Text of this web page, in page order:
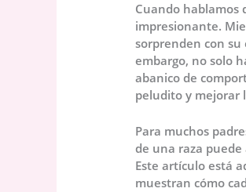
Cuando hablamos
impresionante.
sorprenden con su
embargo, no solo
abanico de
peludito y mejorar
Para muchos
de una raza
Este artículo está
muestran cómo